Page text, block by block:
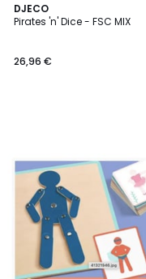
DJECO
Pirates 'n' Dice - FSC MIX
26,96 €